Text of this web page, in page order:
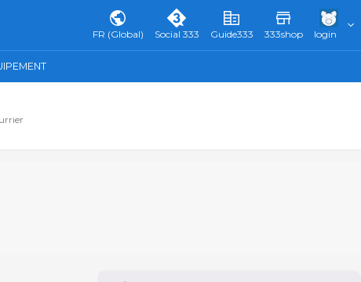
FR (Global) Social 333 Guide333 333shop login